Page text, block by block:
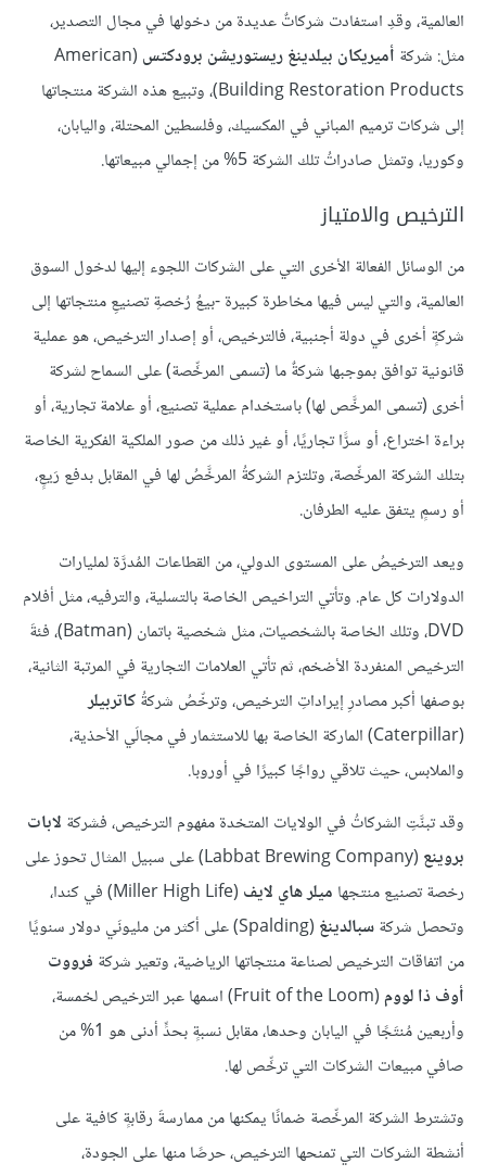
العالمية، وقدِ استفادت شركاتٌ عديدة من دخولها في مجال التصدير،
مثل: شركة أميريكان بيلدينغ ريستوريشن برودكتس (American
Building Restoration Products)، وتبيع هذه الشركة منتجاتها
إلى شركات ترميم المباني في المكسيك، وفلسطين المحتلة، واليابان،
وكوريا، وتمثل صادراتُ تلك الشركة 5% من إجمالي مبيعاتها.
الترخيص والامتياز
من الوسائل الفعالة الأخرى التي على الشركات اللجوء إليها لدخول السوق
العالمية، والتي ليس فيها مخاطرة كبيرة -بيعُ رُخصةِ تصنيعِ منتجاتها إلى
شركةٍ أخرى في دولة أجنبية، فالترخيص، أو إصدار الترخيص، هو عملية
قانونية توافق بموجبها شركةٌ ما (تسمى المرخِّصة) على السماح لشركة
أخرى (تسمى المرخَّص لها) باستخدام عملية تصنيع، أو علامة تجارية، أو
براءة اختراع، أو سرًّا تجاريًا، أو غير ذلك من صور الملكية الفكرية الخاصة
بتلك الشركة المرخِّصة، وتلتزم الشركةُ المرخَّصُ لها في المقابل بدفع رَيعٍ،
أو رسمٍ يتفق عليه الطرفان.
ويعد الترخيصُ على المستوى الدولي، من القطاعات المُدرَّة لمليارات
الدولارات كل عام. وتأتي التراخيص الخاصة بالتسلية، والترفيه، مثل أفلام
DVD، وتلك الخاصة بالشخصيات، مثل شخصية باتمان (Batman)، فئةَ
الترخيص المنفردة الأضخم، ثم تأتي العلامات التجارية في المرتبة الثانية،
بوصفها أكبر مصادرِ إيراداتِ الترخيص، وترخّصُ شركةُكاتربيلر
(Caterpillar) الماركة الخاصة بها للاستثمار في مجالَي الأحذية،
والملابس، حيث تلاقي رواجًا كبيرًا في أوروبا.
وقد تبنَّتِ الشركاتُ في الولايات المتخدة مفهوم الترخيص، فشركة لابات
بروينع
(Labbat Brewing Company) على سبيل المثال تحوز على
رخصة تصنيع منتجها ميلر هاي لايف
(Miller High Life) في كندا،
وتحصل شركةسبالدينغ
(Spalding) على أكثر من مليونَي دولار سنويًا
من اتفاقات الترخيص لصناعة منتجاتها الرياضية، وتعير شركة فرووت
أوف ذا لووم
(Fruit of the Loom) اسمها عبر الترخيص لخمسة،
وأربعين مُنتَجًا في اليابان وحدها، مقابل نسبةٍ بحدٍّ أدنى هو 1% من
صافي مبيعات الشركات التي ترخِّص لها.
وتشترط الشركة المرخِّصة ضمانًا يمكنها من ممارسةَ رقابةٍ كافية على
أنشطة الشركات التي تمنحها الترخيص، حرصًا منها على الجودة،